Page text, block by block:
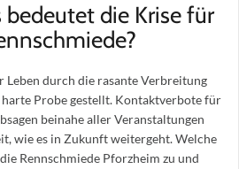
bedeutet die Krise für
Leben durch die rasante Verbreitung
Probe gestellt. Kontaktverbote für
beinahe aller Veranstaltungen
wie es in Zukunft weitergeht. Welche
Rennschmiede Pforzheim zu und